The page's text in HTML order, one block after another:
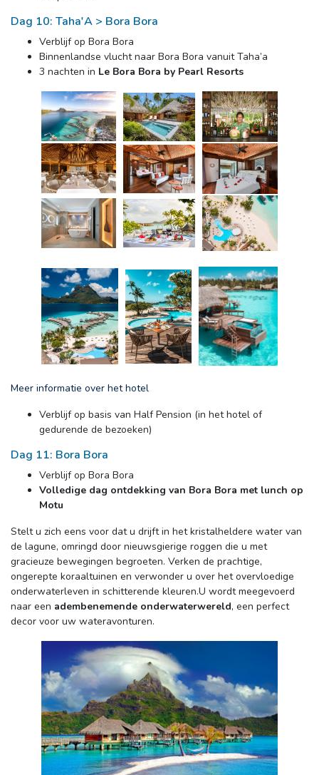
Dag 10: Taha'A > Bora Bora
Verblijf op Bora Bora
Binnenlandse vlucht naar Bora Bora vanuit Taha’a
3 nachten in Le Bora Bora by Pearl Resorts
Meer informatie over het hotel
Verblijf op basis van Half Pension (in het hotel of
gedurende de bezoeken)
Dag 11: Bora Bora
Verblijf op Bora Bora
Volledige dag ontdekking van Bora Bora met lunch op
Motu
Stelt u zich eens voor dat u drijft in het kristalheldere water van
de lagune, omringd door nieuwsgierige roggen die u met
gracieuze bewegingen begroeten. Verken de prachtige,
ongerepte koraaltuinen en verwonder u over het overvloedige
onderwaterleven in schitterende kleuren.U wordt meegevoerd
naar een adembenemende onderwaterwereld, een perfect
decor voor uw wateravonturen.